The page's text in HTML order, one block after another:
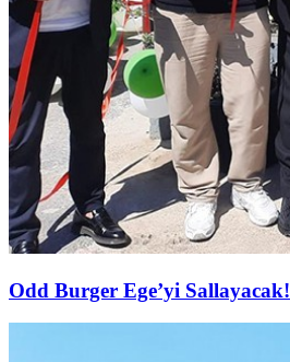
Odd Burger Ege’yi Sallayacak!